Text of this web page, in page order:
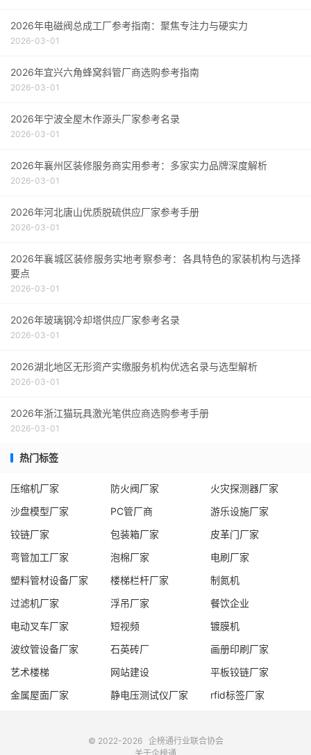
2026年电磁阀总成工厂参考指南：聚焦专注力与硬实力
2026-03-01
2026年宜兴六角蜂窝斜管厂商选购参考指南
2026-03-01
2026年宁波全屋木作源头厂家参考名录
2026-03-01
2026年襄州区装修服务商实用参考：多家实力品牌深度解析
2026-03-01
2026年河北唐山优质脱硫供应厂家参考手册
2026-03-01
2026年襄城区装修服务实地考察参考：各具特色的家装机构与选择
要点
2026-03-01
2026年玻璃钢冷却塔供应厂家参考名录
2026-03-01
2026湖北地区无形资产实缴服务机构优选名录与选型解析
2026-03-01
2026年浙江猫玩具激光笔供应商选购参考手册
2026-03-01
热门标签
压缩机厂家 防火阀厂家
火灾探测器厂家
沙盘模型厂家
PC管厂商
游乐设施厂家
铰链厂家
包装箱厂家
皮革门厂家
弯管加工厂家
泡棉厂家
电刷厂家
塑料管材设备厂家
楼梯栏杆厂家
制氮机
过滤机厂家
浮吊厂家
餐饮企业
电动叉车厂家
短视频
镀膜机
波纹管设备厂家
石英砖厂
画册印刷厂家
艺术楼梯
网站建设
平板铰链厂家
金属屋面厂家
静电压测试仪厂家 rfid标签厂家
© 2022-2026 企榜通行业联合协会